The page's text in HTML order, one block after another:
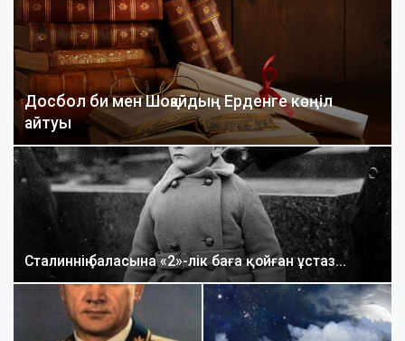
Досбол би мен Шоқайдың Ерденге көңіл
айтуы
Сталиннің баласына «2»-лік баға қойған ұстаз…